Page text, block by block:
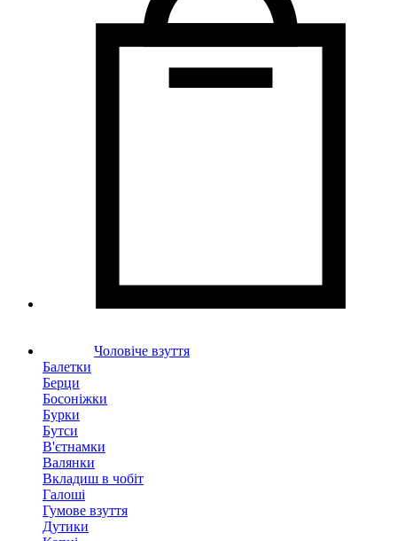
Чоловіче взуття
Балетки
Берци
Босоніжки
Бурки
Бутси
В'єтнамки
Валянки
Вкладиш в чобіт
Галоші
Гумове взуття
Дутики